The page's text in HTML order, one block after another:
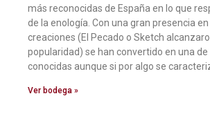
más reconocidas de España en lo que
de la enología. Con una gran presencia
creaciones (El Pecado o Sketch
popularidad) se han convertido en una de
conocidas aunque si por algo se
Ver bodega »